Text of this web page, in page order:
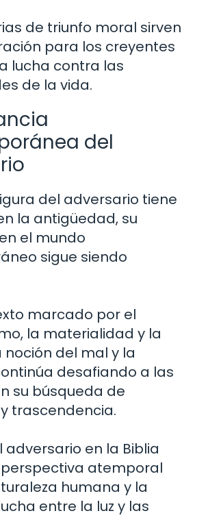
de triunfo moral sirven
para los creyentes
lucha contra las
de la vida.
del
del adversario tiene
la antigüedad, su
el mundo
sigue siendo
marcado por el
la materialidad y la
noción del mal y la
desafiando a las
su búsqueda de
trascendencia.
adversario en la Biblia
atemporal
humana y la
entre la luz y las